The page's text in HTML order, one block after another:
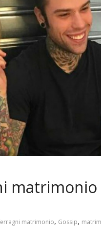
matrimonio
matrimonio, Gossip,